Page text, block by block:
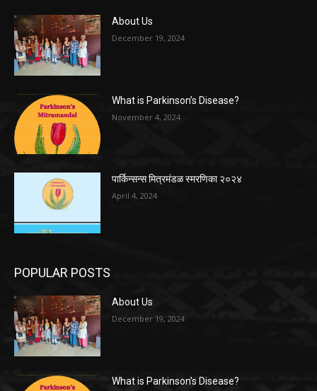
About Us
December 19, 2024
What is Parkinson’s Disease?
November 4, 2024
पार्किन्सन्स मित्रमंडळ स्मरणिका २०२४
April 4, 2024
POPULAR POSTS
About Us
December 19, 2024
What is Parkinson’s Disease?